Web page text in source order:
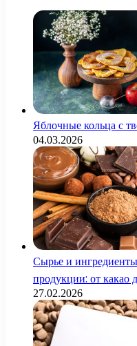
Яблочные кольца с
04.03.2026
Сырье и
продукции: от какао
27.02.2026